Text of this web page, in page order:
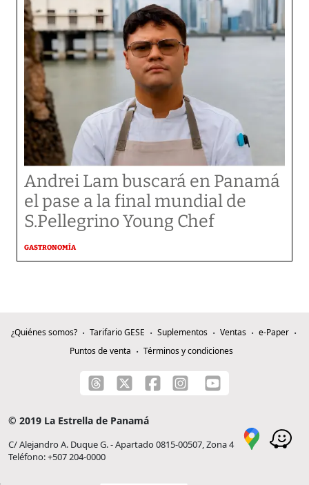
Andrei Lam buscará en Panamá
el pase a la final mundial de
S.Pellegrino Young Chef
GASTRONOMÍA
¿Quiénes somos? Tarifario GESE Suplementos Ventas
e-Paper
Puntos de venta
Términos y condiciones
© 2019 La Estrella de Panamá
C/ Alejandro A. Duque G. - Apartado 0815-00507, Zona 4
Teléfono: +507 204-0000